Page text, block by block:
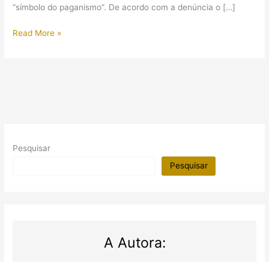
“símbolo do paganismo”. De acordo com a denúncia o […]
O
Read More »
Pesquisar
Pesquisar
A Autora: